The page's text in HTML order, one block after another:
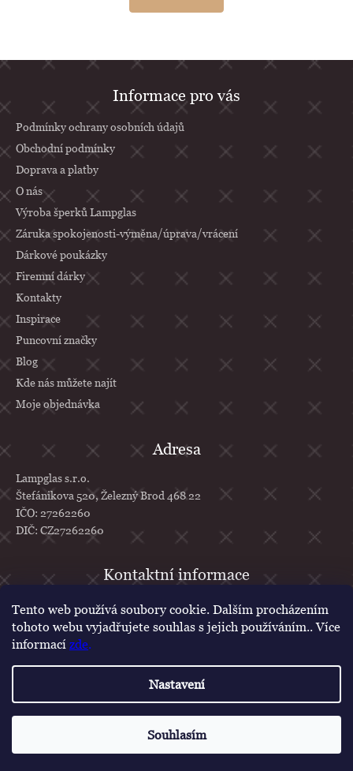
Tento web používá soubory cookie. Dalším procházením
tohoto webu vyjadřujete souhlas s jejich používáním.. Více
informací zde.
Nastavení
Souhlasím
á
a
í
Informace pro vás
Podmínky ochrany osobních údajů
Obchodní podmínky
Doprava a platby
O nás
Výroba šperků Lampglas
Záruka spokojenosti-výměna/úprava/vrácení
Dárkové poukázky
Firemní dárky
Kontakty
Inspirace
Puncovní značky
Blog
Kde nás můžete najít
Moje objednávka
Adresa
Lampglas s.r.o.
Štefánikova 520, Železný Brod 468 22
IČO: 27262260
DIČ: CZ27262260
info@lampglas.cz
+420 777 610 707
lampglascz
. Všechna práva vyhrazena.
Poukázka na první nákup